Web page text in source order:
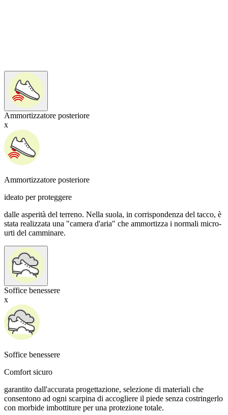
Ammortizzatore posteriore
x
Ammortizzatore posteriore
ideato per proteggere
dalle asperità del terreno. Nella suola, in corrispondenza del tacco, è
stata realizzata una "camera d'aria" che ammortizza i normali micro-
urti del camminare.
Soffice benessere
x
Soffice benessere
Comfort sicuro
garantito dall'accurata progettazione, selezione di materiali che
consentono ad ogni scarpina di accogliere il piede senza costringerlo
con morbide imbottiture per una protezione totale.